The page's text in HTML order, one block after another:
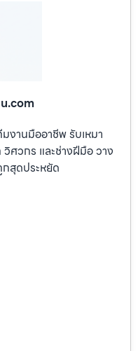
.com
งานมืออาชีพ รับเหมา
ศวกร และช่างฝีมือ วาง
กสุดประหยัด